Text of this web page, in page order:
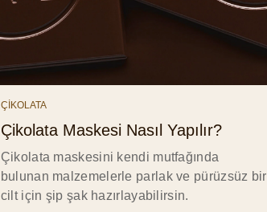
ÇİKOLATA
Çikolata Maskesi Nasıl Yapılır?
Çikolata maskesini kendi mutfağında
bulunan malzemelerle parlak ve pürüzsüz bir
cilt için şip şak hazırlayabilirsin.